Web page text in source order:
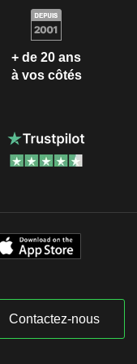
+ de 20 ans
à vos côtés
Contactez-nous